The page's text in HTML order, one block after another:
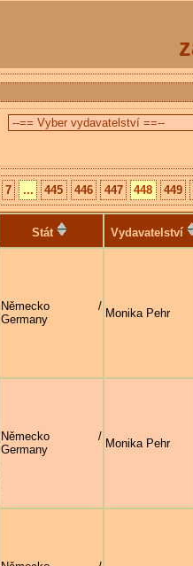
7 ... 445 446 447 448 449
Stát Vydavatelství
Německo /
Germany
Monika Pehr
Německo /
Germany
Monika Pehr